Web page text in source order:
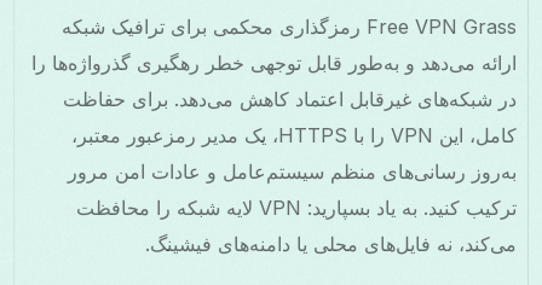
Free VPN Grass رمزگذاری محکمی برای ترافیک شبکه
ارائه می‌دهد و به‌طور قابل توجهی خطر رهگیری گذرواژه‌ها را
در شبکه‌های غیرقابل اعتماد کاهش می‌دهد. برای حفاظت
کامل، این VPN را با HTTPS، یک مدیر رمزعبور معتبر،
به‌روز رسانی‌های منظم سیستم‌عامل و عادات امن مرور
ترکیب کنید. به یاد بسپارید: VPN لایه شبکه را محافظت
می‌کند، نه فایل‌های محلی یا دامنه‌های فیشینگ.